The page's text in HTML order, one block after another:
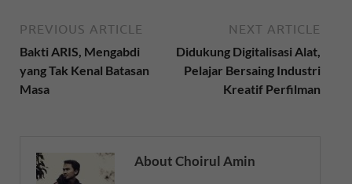
PREVIOUS ARTICLE
Bakti ARIS, Mengabdi
yang Tak Kenal Batasan
Masa
NEXT ARTICLE
Didukung Digitalisasi Alat,
Pelajar Bersaing Industri
Kreatif Perfilman
About Choirul Amin